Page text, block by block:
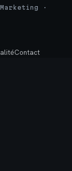
·
Contact